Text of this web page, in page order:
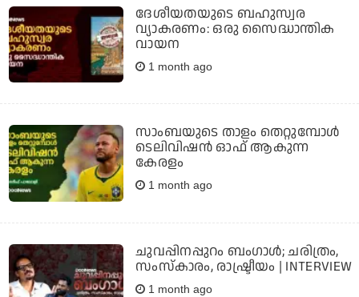
ദേശീയതയുടെ ബഹുസ്വര
വ്യാകരണം: ഒരു സൈദ്ധാന്തിക
വായന
1 month ago
സാംബയുടെ താളം തെറ്റുമ്പോള്‍
ടെലിവിഷന്‍ ഓഫ് ആകുന്ന
കേരളം
1 month ago
ചുവപ്പിനപ്പുറം ബംഗാള്‍; ചരിത്രം,
സംസ്‌കാരം, രാഷ്ട്രീയം | INTERVIEW
1 month ago